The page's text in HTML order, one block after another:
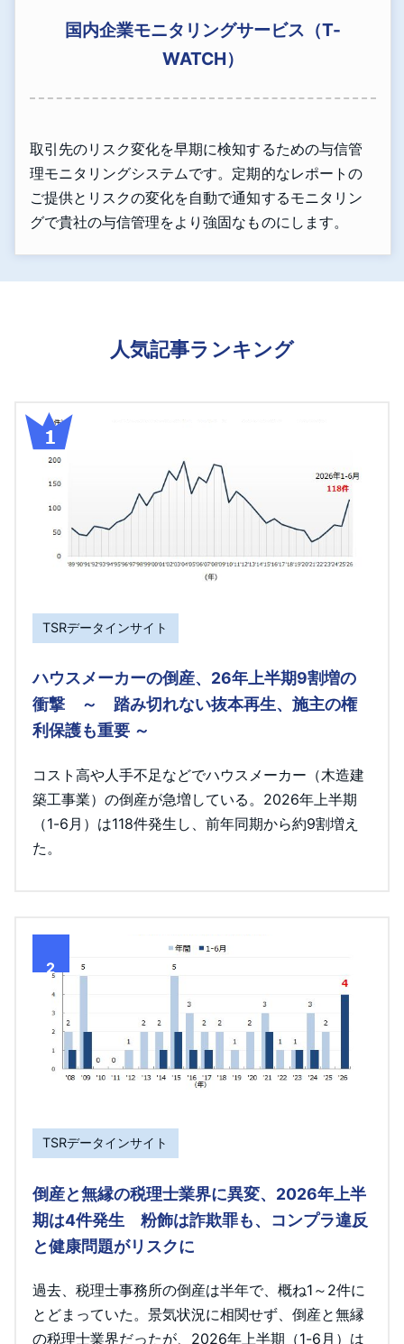
国内企業モニタリングサービス（T-
WATCH）
取引先のリスク変化を早期に検知するための与信管
理モニタリングシステムです。定期的なレポートの
ご提供とリスクの変化を自動で通知するモニタリン
グで貴社の与信管理をより強固なものにします。
人気記事ランキング
TSRデータインサイト
ハウスメーカーの倒産、26年上半期9割増の
衝撃 ～ 踏み切れない抜本再生、施主の権
利保護も重要 ～
コスト高や人手不足などでハウスメーカー（木造建
築工事業）の倒産が急増している。2026年上半期
（1-6月）は118件発生し、前年同期から約9割増え
た。
2
TSRデータインサイト
倒産と無縁の税理士業界に異変、2026年上半
期は4件発生 粉飾は詐欺罪も、コンプラ違反
と健康問題がリスクに
過去、税理士事務所の倒産は半年で、概ね1～2件に
とどまっていた。景気状況に相関せず、倒産と無縁
の税理士業界だったが、2026年上半期（1-6月）は